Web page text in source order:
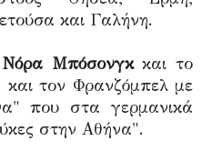
και Γαλήνη.
Νόρα Μπόσονγκκαι το
τον Φρανζόμπελ με
που στα γερμανικά
στην Αθήνα".